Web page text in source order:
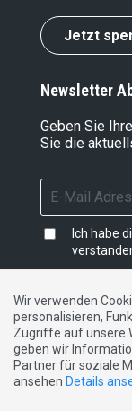
Jetzt
Newsletter
Geben Sie
Sie die
Ich habe
Impressum|
DE FR IT
Wir verwenden
personalisieren,
Zugriffe auf unsere
geben wir
Partner für soziale
ansehen Details